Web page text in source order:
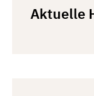
Aktuelle